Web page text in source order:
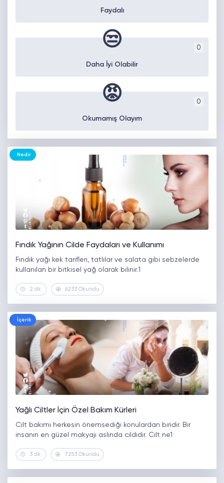
Faydalı
0
😒
Daha İyi Olabilir
0
😡
Okumamış Olayım
Nedir
Fındık Yağının Cilde Faydaları ve Kullanımı
Fındık yağı kek tarifleri, tatlılar ve salata gibi sebzelerde
kullanılan bir bitkisel yağ olarak bilinir.1
2 dk. 6233 Okundu
İçerik
Yağlı Ciltler İçin Özel Bakım Kürleri
Cilt bakımı herkesin önemsediği konulardan biridir. Bir
insanın en güzel makyajı aslında cildidir. Cilt ne1
3 dk. 7253 Okundu